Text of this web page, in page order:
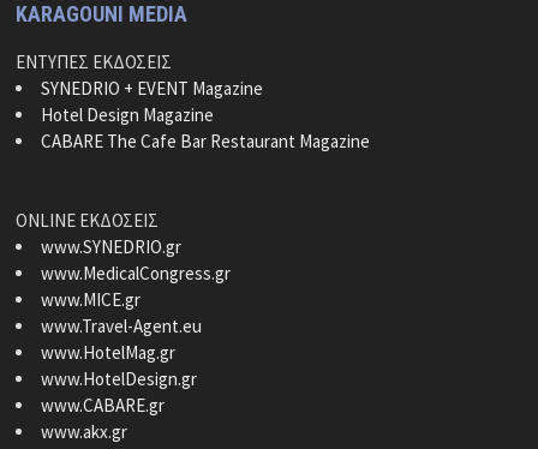
KARAGOUNI MEDIA
ΕΝΤΥΠΕΣ ΕΚΔΟΣΕΙΣ
SYNEDRIO + EVENT Magazine
Hotel Design Magazine
CABARE The Cafe Bar Restaurant Magazine
ONLINE ΕΚΔΟΣΕΙΣ
www.SYNEDRIO.gr
www.MedicalCongress.gr
www.MICE.gr
www.Travel-Agent.eu
www.HotelMag.gr
www.HotelDesign.gr
www.CABARE.gr
www.akx.gr